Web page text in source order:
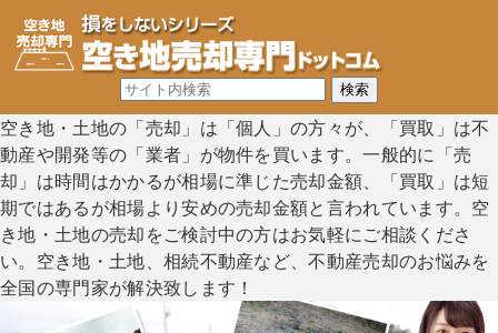
空き地・土地の「売却」は「個人」の方々が、「買取」は不
動産や開発等の「業者」が物件を買います。一般的に「売
却」は時間はかかるが相場に準じた売却金額、「買取」は短
期ではあるが相場より安めの売却金額と言われています。空
き地・土地の売却をご検討中の方はお気軽にご相談くださ
い。空き地・土地、相続不動産など、不動産売却のお悩みを
全国の専門家が解決致します！